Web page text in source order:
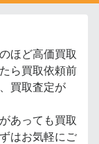
ほど高価買取
ら買取依頼前
買取査定が
あっても買取
はお気軽にご